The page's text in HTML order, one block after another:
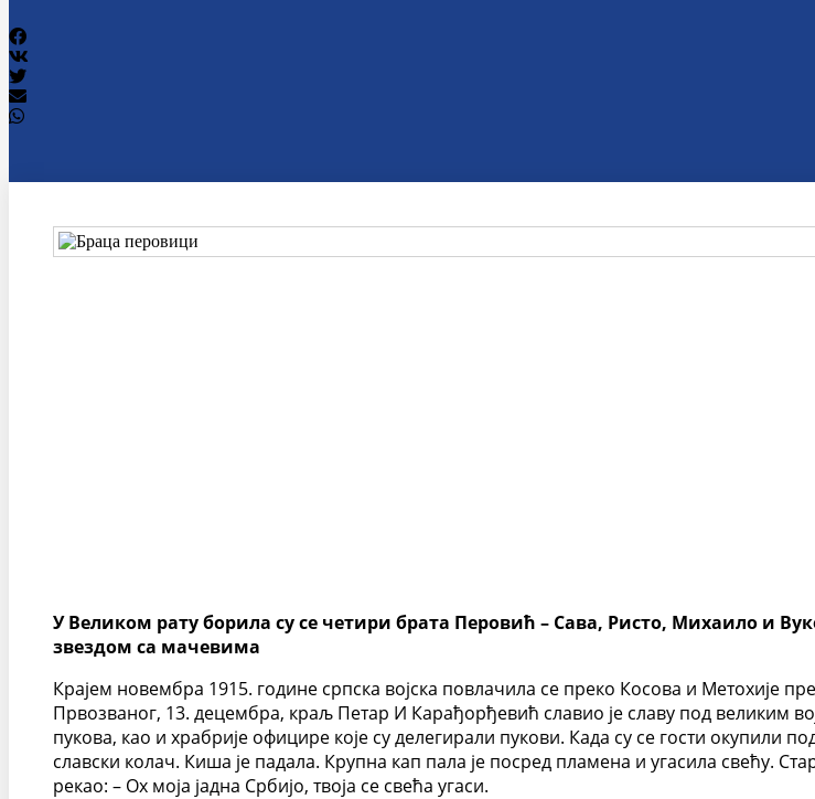
У Великом рату борила су се четири брата Перовић – Сава, Ристо, Михаило и
звездом са мачевима
Крајем новембра 1915. године српска војска повлачила се преко Косова и Метохије
Првозваног, 13. децембра, краљ Петар И Карађорђевић славио је славу под великим
пукова, као и храбрије официре које су делегирали пукови. Када су се гости окупили
славски колач. Киша је падала. Крупна кап пала је посред пламена и угасила свећу.
рекао: – Ох моја јадна Србијо, твоја се свећа угаси.